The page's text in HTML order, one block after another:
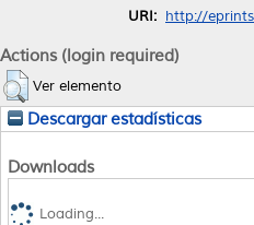
URI: http://
Actions (login required)
Ver elemento
Descargar estadísticas
Downloads
Loading...